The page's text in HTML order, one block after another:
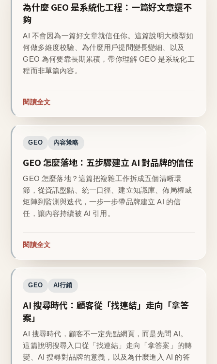
為什麼 GEO 是系統化工程：一篇好文章還不
夠
AI 不會因為一篇好文章就信任你。這篇說明大模型如
何做多維度校驗、為什麼用戶提問變長變細、以及
GEO 為何要靠長期累積，帶你理解 GEO 是系統化工
程而非單篇內容。
閱讀全文
GEO 內容策略
GEO 怎麼落地：五步驟建立 AI 對品牌的信任
GEO 怎麼落地？這篇把複雜工作拆成五個清晰環
節，從資訊盤點、統一口徑、建立知識庫、佈局權威
矩陣到監測與迭代，一步一步帶品牌建立 AI 的信
任，讓內容持續被 AI 引用。
閱讀全文
GEO AI行銷
AI 搜尋時代：顧客從「找連結」走向「拿答
案」
AI 搜尋時代，顧客不一定先點網頁，而是先問 AI。
這篇說明搜尋入口從「找連結」走向「拿答案」的轉
變、AI 搜尋對品牌的意義，以及為什麼進入 AI 的答